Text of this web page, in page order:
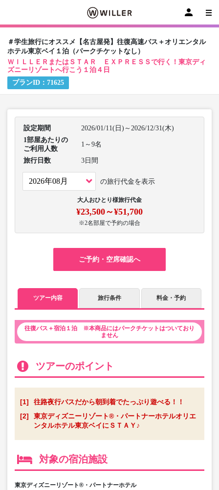
＃学生旅行にオススメ【名古屋発】往復高速バス＋オリエンタル
ホテル東京ベイ１泊（パークチケットなし）
ＷＩＬＬＥＲまたはＳＴＡＲ ＥＸＰＲＥＳＳで行く！東京ディ
ズニーリゾートへ行こう１泊４日
プランID： 71625
設定期間
2026/01/11(日)～2026/12/31(木)
1部屋あたりの
ご利用人数
1～9名
旅行日数 3日間
の旅行代金を表示
大人おひとり様旅行代金
¥23,500～¥51,700
※2名部屋で予約の場合
ご予約・空席確認へ
ツアー内容 旅行条件 料金・予約
往復バス＋宿泊１泊 ※本商品にはパークチケットはついており
ません
ツアーのポイント
[1]
往路夜行バスだから朝到着でたっぷり遊べる！！
[2]
東京ディズニーリゾート®・パートナーホテルオリエ
ンタルホテル東京ベイにＳＴＡＹ♪
対象の宿泊施設
東京ディズニーリゾート®・パートナーホテル